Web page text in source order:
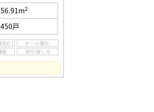
56.91m2
450戸